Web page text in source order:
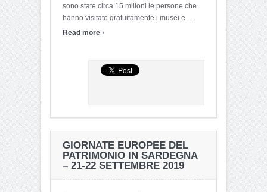
sono state circa 15 milioni le persone che
hanno visitato gratuitamente i musei e ...
Read more ›
GIORNATE EUROPEE DEL
PATRIMONIO IN SARDEGNA
– 21-22 SETTEMBRE 2019